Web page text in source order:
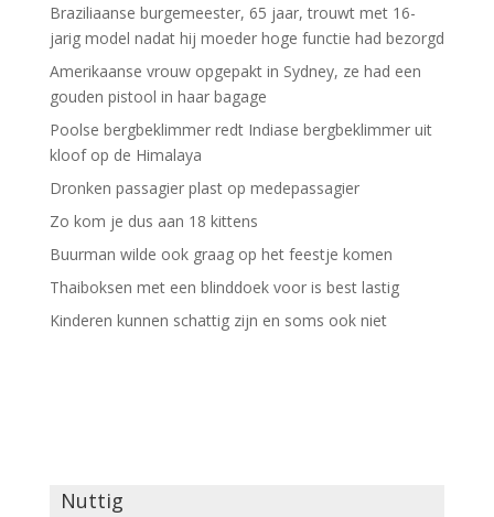
Braziliaanse burgemeester, 65 jaar, trouwt met 16-
jarig model nadat hij moeder hoge functie had bezorgd
Amerikaanse vrouw opgepakt in Sydney, ze had een
gouden pistool in haar bagage
Poolse bergbeklimmer redt Indiase bergbeklimmer uit
kloof op de Himalaya
Dronken passagier plast op medepassagier
Zo kom je dus aan 18 kittens
Buurman wilde ook graag op het feestje komen
Thaiboksen met een blinddoek voor is best lastig
Kinderen kunnen schattig zijn en soms ook niet
Nuttig